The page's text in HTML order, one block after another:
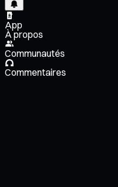
App
À propos
Communautés
Commentaires